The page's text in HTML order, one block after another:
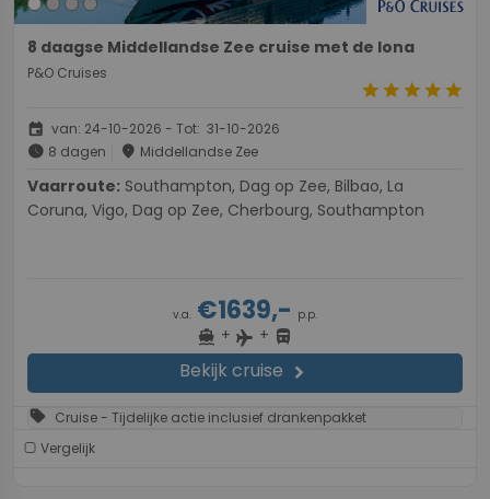
8 daagse Middellandse Zee cruise met de Iona
P&O Cruises
starstarstarstarstar
event van: 24-10-2026 - Tot: 31-10-2026
schedule 8 dagen place Middellandse Zee
Vaarroute:
Coruna, Vigo, Dag op Zee, Cherbourg, Southampton
v.a. €1639,- p.p.
directions_boat + flight + directions_bus
Bekijk cruise chevron_right
sell Cruise - Tijdelijke actie inclusief drankenpakket
Vergelijk